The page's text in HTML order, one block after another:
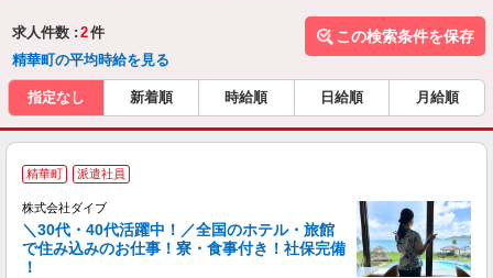
求人件数 : 2件
精華町の平均時給を見る
この検索条件を保存
指定なし 新着順 時給順 日給順 月給順
精華町 派遣社員
株式会社ダイブ
＼30代・40代活躍中！／全国のホテル・旅館
で住み込みのお仕事！寮・食事付き！社保完備
！